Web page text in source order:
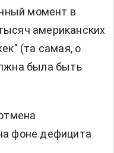
момент в
американских
(та самая, о
была быть
фоне дефицита